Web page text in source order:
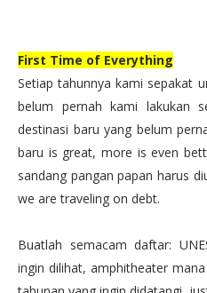
First Time of Everything
Setiap tahunnya kami sepakat
belum pernah kami lakukan
destinasi baru yang belum
baru is great, more is even
sandang pangan papan harus
we are traveling on debt.
Buatlah semacam daftar:
ingin dilihat, amphitheater